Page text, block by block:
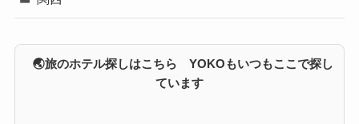
🌏旅のホテル探しはこちら YOKOもいつもここで探し
ています